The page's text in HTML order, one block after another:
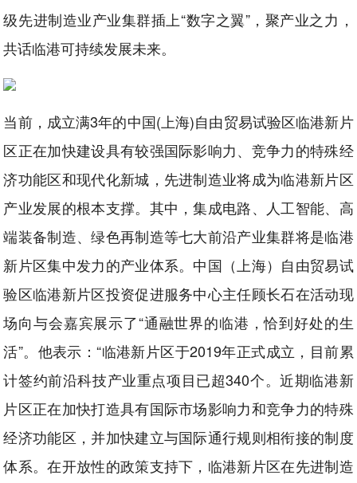
级先进制造业产业集群插上“数字之翼”，聚产业之力，
共话临港可持续发展未来。
当前，成立满3年的中国(上海)自由贸易试验区临港新片
区正在加快建设具有较强国际影响力、竞争力的特殊经
济功能区和现代化新城，先进制造业将成为临港新片区
产业发展的根本支撑。其中，集成电路、人工智能、高
端装备制造、绿色再制造等七大前沿产业集群将是临港
新片区集中发力的产业体系。中国（上海）自由贸易试
验区临港新片区投资促进服务中心主任顾长石在活动现
场向与会嘉宾展示了“通融世界的临港，恰到好处的生
活”。他表示：“临港新片区于2019年正式成立，目前累
计签约前沿科技产业重点项目已超340个。近期临港新
片区正在加快打造具有国际市场影响力和竞争力的特殊
经济功能区，并加快建立与国际通行规则相衔接的制度
体系。在开放性的政策支持下，临港新片区在先进制造